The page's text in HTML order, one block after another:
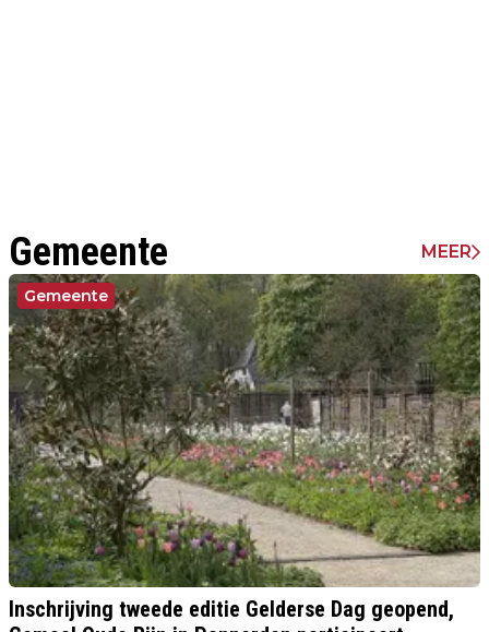
Gemeente MEER
Gemeente
Inschrijving tweede editie Gelderse Dag geopend,